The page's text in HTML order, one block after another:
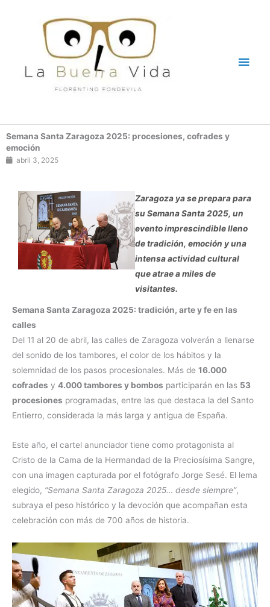
Semana Santa Zaragoza 2025: procesiones, cofrades y
emoción
abril 3, 2025
Zaragoza ya se prepara para
su Semana Santa 2025, un
evento imprescindible lleno
de tradición, emoción y una
intensa actividad cultural
que atrae a miles de
visitantes.
Semana Santa Zaragoza 2025: tradición, arte y fe en las
calles
Del 11 al 20 de abril, las calles de Zaragoza volverán a llenarse
del sonido de los tambores, el color de los hábitos y la
solemnidad de los pasos procesionales. Más de 16.000
cofrades y 4.000 tambores y bombos participarán en las 53
procesiones programadas, entre las que destaca la del Santo
Entierro, considerada la más larga y antigua de España.
Este año, el cartel anunciador tiene como protagonista al
Cristo de la Cama de la Hermandad de la Preciosísima Sangre,
con una imagen capturada por el fotógrafo Jorge Sesé. El lema
elegido, “Semana Santa Zaragoza 2025… desde siempre”,
subraya el peso histórico y la devoción que acompañan esta
celebración con más de 700 años de historia.